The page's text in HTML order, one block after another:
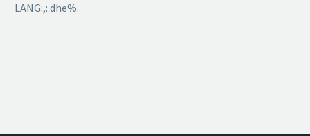
LANG:,: dhe%.